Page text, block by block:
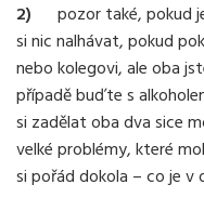
2) pozor také, pokud
si nic nalhávat, pokud
nebo kolegovi, ale oba
případě buďte s
si zadělat oba dva sice
velké problémy, které
si pořád dokola – co je v